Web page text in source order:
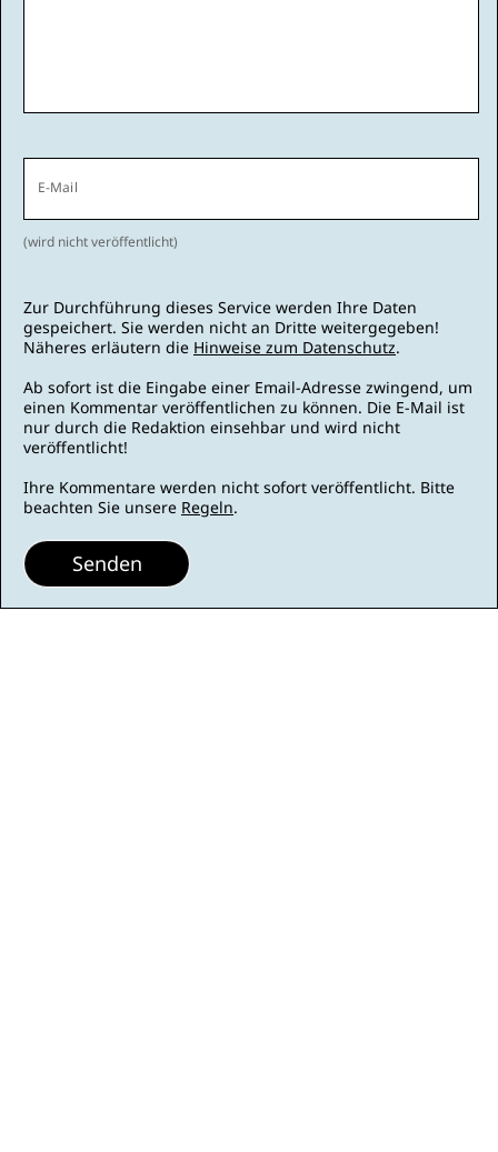
E-Mail
(wird nicht veröffentlicht)
Zur Durchführung dieses Service werden Ihre Daten
gespeichert. Sie werden nicht an Dritte weitergegeben!
Näheres erläutern die Hinweise zum Datenschutz.
Ab sofort ist die Eingabe einer Email-Adresse zwingend, um
einen Kommentar veröffentlichen zu können. Die E-Mail ist
nur durch die Redaktion einsehbar und wird nicht
veröffentlicht!
Ihre Kommentare werden nicht sofort veröffentlicht. Bitte
beachten Sie unsere Regeln.
Senden